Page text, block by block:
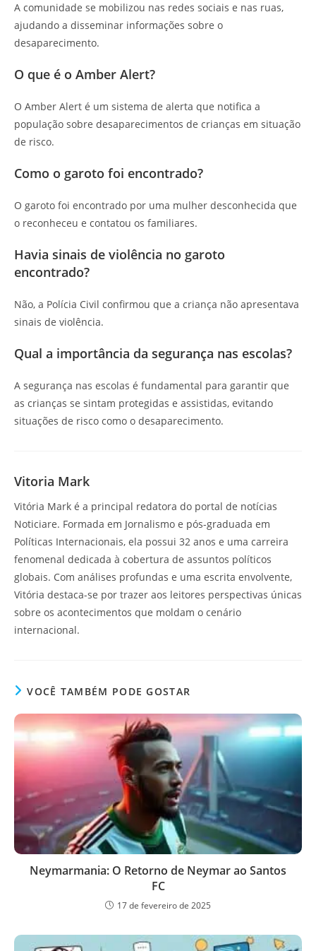
A comunidade se mobilizou nas redes sociais e nas ruas,
ajudando a disseminar informações sobre o
desaparecimento.
O que é o Amber Alert?
O Amber Alert é um sistema de alerta que notifica a
população sobre desaparecimentos de crianças em situação
de risco.
Como o garoto foi encontrado?
O garoto foi encontrado por uma mulher desconhecida que
o reconheceu e contatou os familiares.
Havia sinais de violência no garoto
encontrado?
Não, a Polícia Civil confirmou que a criança não apresentava
sinais de violência.
Qual a importância da segurança nas escolas?
A segurança nas escolas é fundamental para garantir que
as crianças se sintam protegidas e assistidas, evitando
situações de risco como o desaparecimento.
Vitoria Mark
Vitória Mark é a principal redatora do portal de notícias
Noticiare. Formada em Jornalismo e pós-graduada em
Políticas Internacionais, ela possui 32 anos e uma carreira
fenomenal dedicada à cobertura de assuntos políticos
globais. Com análises profundas e uma escrita envolvente,
Vitória destaca-se por trazer aos leitores perspectivas únicas
sobre os acontecimentos que moldam o cenário
internacional.
VOCÊ TAMBÉM PODE GOSTAR
Neymarmania: O Retorno de Neymar ao Santos
FC
17 de fevereiro de 2025